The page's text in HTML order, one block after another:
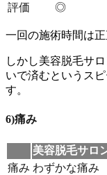
評価
◎
一回の施術時間は
しかし美容脱毛サ
いで済むというス
す。
6)痛み
美容脱毛サロ
痛み わずかな痛み